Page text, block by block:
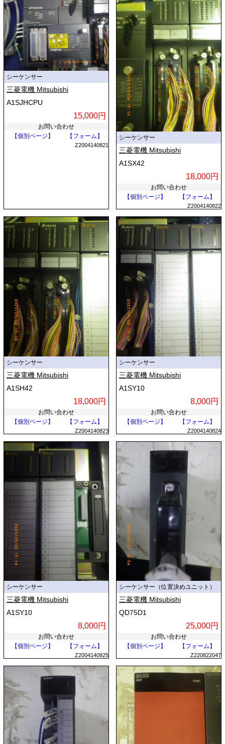
シーケンサー
三菱電機 Mitsubishi
A1SJHCPU
15,000円
お問い合わせ
【個別ページ】
【フォーム】
Z2004140821
シーケンサー
三菱電機 Mitsubishi
A1SX42
18,000円
お問い合わせ
【個別ページ】
【フォーム】
Z2004140822
シーケンサー
三菱電機 Mitsubishi
A1SH42
18,000円
お問い合わせ
【個別ページ】
【フォーム】
Z2004140823
シーケンサー
三菱電機 Mitsubishi
A1SY10
8,000円
お問い合わせ
【個別ページ】
【フォーム】
Z2004140824
シーケンサー
三菱電機 Mitsubishi
A1SY10
8,000円
お問い合わせ
【個別ページ】
【フォーム】
Z2004140825
シーケンサー（位置決めユニット）
三菱電機 Mitsubishi
QD75D1
25,000円
お問い合わせ
【個別ページ】
【フォーム】
Z220822047